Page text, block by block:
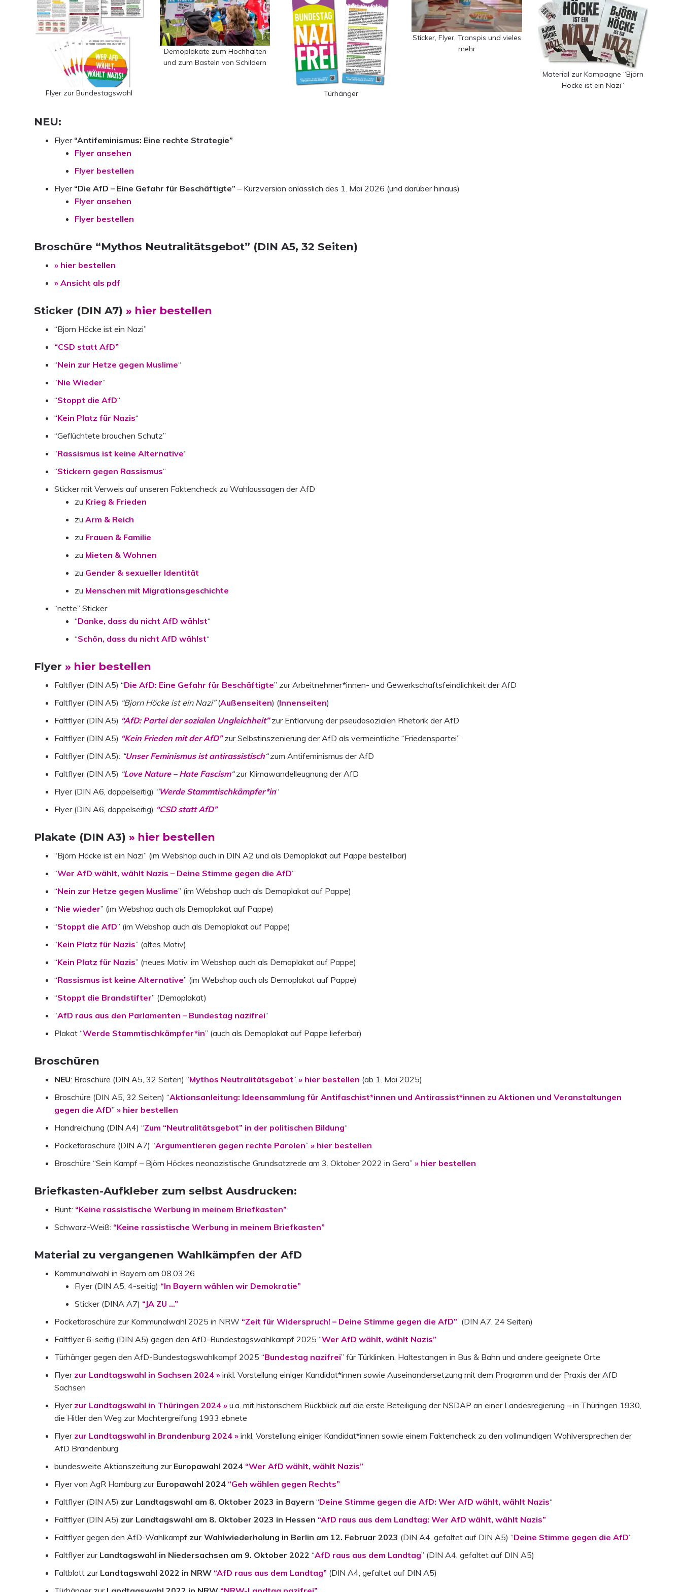
Flyer zur Bundestagswahl
Demoplakate zum Hochhalten
und zum Basteln von Schildern
Türhänger
Sticker, Flyer, Transpis und vieles
mehr
Material zur Kampagne “Björn
Höcke ist ein Nazi”
NEU:
Flyer “Antifeminismus: Eine rechte Strategie”
Flyer ansehen
Flyer bestellen
Flyer “Die AfD – Eine Gefahr für Beschäftigte” – Kurzversion anlässlich des 1. Mai 2026 (und darüber hinaus)
Flyer ansehen
Flyer bestellen
Broschüre “Mythos Neutralitätsgebot” (DIN A5, 32 Seiten)
» hier bestellen
» Ansicht als pdf
Sticker (DIN A7)» hier bestellen
“Bjorn Höcke ist ein Nazi”
“CSD statt AfD”
“Nein zur Hetze gegen Muslime“
“Nie Wieder“
“Stoppt die AfD“
“Kein Platz für Nazis“
“Geflüchtete brauchen Schutz”
“Rassismus ist keine Alternative“
“Stickern gegen Rassismus“
Sticker mit Verweis auf unseren Faktencheck zu Wahlaussagen der AfD
zu Krieg & Frieden
zuArm & Reich
zu Frauen & Familie
zu Mieten & Wohnen
zu Gender & sexueller Identität
zu Menschen mit Migrationsgeschichte
“nette” Sticker
“Danke, dass du nicht AfD wählst“
“Schön, dass du nicht AfD wählst“
Flyer» hier bestellen
Faltflyer (DIN A5) “Die AfD: Eine Gefahr für Beschäftigte” zur Arbeitnehmer*innen- und Gewerkschaftsfeindlichkeit der AfD
Faltflyer (DIN A5) “Bjorn Höcke ist ein Nazi”(Außenseiten) (Innenseiten)
Faltflyer (DIN A5) “AfD: Partei der sozialen Ungleichheit”zur Entlarvung der pseudosozialen Rhetorik der AfD
Faltflyer (DIN A5) “Kein Frieden mit der AfD”zur Selbstinszenierung der AfD als vermeintliche “Friedenspartei”
Faltflyer (DIN A5): “Unser Feminismus ist antirassistisch“zum Antifeminismus der AfD
Faltflyer (DIN A5) “Love Nature – Hate Fascism“zur Klimawandelleugnung der AfD
Flyer (DIN A6, doppelseitig) “Werde Stammtischkämpfer*in“
Flyer (DIN A6, doppelseitig) “CSD statt AfD”
Plakate (DIN A3)» hier bestellen
“Björn Höcke ist ein Nazi” (im Webshop auch in DIN A2 und als Demoplakat auf Pappe bestellbar)
“Wer AfD wählt, wählt Nazis – Deine Stimme gegen die AfD“
“Nein zur Hetze gegen Muslime” (im Webshop auch als Demoplakat auf Pappe)
“Nie wieder” (im Webshop auch als Demoplakat auf Pappe)
“Stoppt die AfD” (im Webshop auch als Demoplakat auf Pappe)
“Kein Platz für Nazis” (altes Motiv)
“Kein Platz für Nazis” (neues Motiv, im Webshop auch als Demoplakat auf Pappe)
“Rassismus ist keine Alternative” (im Webshop auch als Demoplakat auf Pappe)
“Stoppt die Brandstifter” (Demoplakat)
“AfD raus aus den Parlamenten – Bundestag nazifrei“
Plakat “Werde Stammtischkämpfer*in” (auch als Demoplakat auf Pappe lieferbar)
Broschüren
NEU: Broschüre (DIN A5, 32 Seiten) “Mythos Neutralitätsgebot”» hier bestellen (ab 1. Mai 2025)
Broschüre (DIN A5, 32 Seiten) “Aktionsanleitung: Ideensammlung für Antifaschist*innen und Antirassist*innen zu Aktionen und Veranstaltungen
gegen die AfD”» hier bestellen
Handreichung (DIN A4) “Zum “Neutralitätsgebot” in der politischen Bildung“
Pocketbroschüre (DIN A7) “Argumentieren gegen rechte Parolen”» hier bestellen
Broschüre “Sein Kampf – Björn Höckes neonazistische Grundsatzrede am 3. Oktober 2022 in Gera”» hier bestellen
Briefkasten-Aufkleber zum selbst Ausdrucken:
Bunt: “Keine rassistische Werbung in meinem Briefkasten”
Schwarz-Weiß: “Keine rassistische Werbung in meinem Briefkasten”
Material zu vergangenen Wahlkämpfen der AfD
Kommunalwahl in Bayern am 08.03.26
Flyer (DIN A5, 4-seitig) “In Bayern wählen wir Demokratie”
Sticker (DINA A7) “JA ZU …”
Pocketbroschüre zur Kommunalwahl 2025 in NRW “Zeit für Widerspruch! – Deine Stimme gegen die AfD” (DIN A7, 24 Seiten)
Faltflyer 6-seitig (DIN A5) gegen den AfD-Bundestagswahlkampf 2025 “Wer AfD wählt, wählt Nazis”
Türhänger gegen den AfD-Bundestagswahlkampf 2025 “Bundestag nazifrei” für Türklinken, Haltestangen in Bus & Bahn und andere geeignete Orte
Flyer zur Landtagswahl in Sachsen 2024 » inkl. Vorstellung einiger Kandidat*innen sowie Auseinandersetzung mit dem Programm und der Praxis der AfD
Sachsen
Flyer zur Landtagswahl in Thüringen 2024 » u.a. mit historischem Rückblick auf die erste Beteiligung der NSDAP an einer Landesregierung – in Thüringen 1930,
die Hitler den Weg zur Machtergreifung 1933 ebnete
Flyer zur Landtagswahl in Brandenburg 2024 » inkl. Vorstellung einiger Kandidat*innen sowie einem Faktencheck zu den vollmundigen Wahlversprechen der
AfD Brandenburg
bundesweite Aktionszeitung zur Europawahl 2024 “Wer AfD wählt, wählt Nazis”
Flyer von AgR Hamburg zur Europawahl 2024 “Geh wählen gegen Rechts”
Faltflyer (DIN A5) zur Landtagswahl am 8. Oktober 2023 in Bayern “Deine Stimme gegen die AfD: Wer AfD wählt, wählt Nazis“
Faltflyer (DIN A5) zur Landtagswahl am 8. Oktober 2023 in Hessen “AfD raus aus dem Landtag: Wer AfD wählt, wählt Nazis”
Faltflyer gegen den AfD-Wahlkampf zur Wahlwiederholung in Berlin am 12. Februar 2023 (DIN A4, gefaltet auf DIN A5) “Deine Stimme gegen die AfD“
Faltflyer zur Landtagswahl in Niedersachsen am 9. Oktober 2022 “AfD raus aus dem Landtag” (DIN A4, gefaltet auf DIN A5)
Faltblatt zur Landtagswahl 2022 in NRW “AfD raus aus dem Landtag” (DIN A4, gefaltet auf DIN A5)